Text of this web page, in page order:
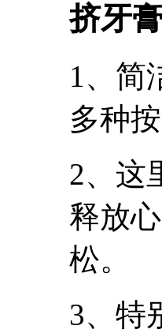
挤牙
1、简
多种
2、这
释放
松。
3、特